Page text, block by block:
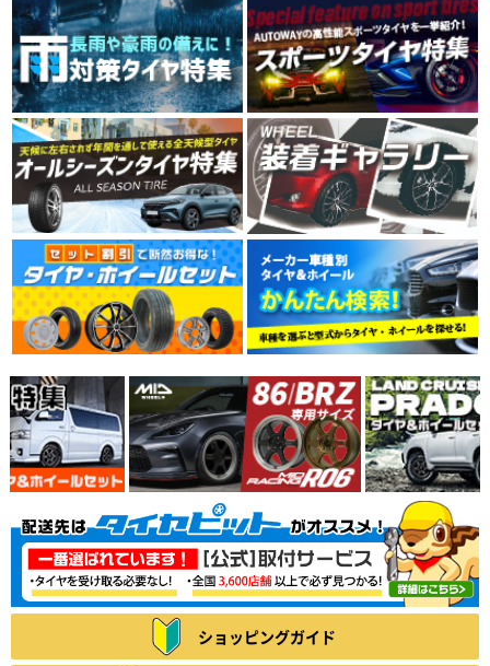
ショッピングガイド